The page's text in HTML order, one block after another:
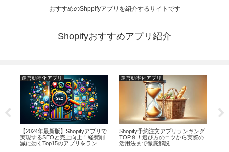
おすすめのShppifyアプリを紹介するサイトです
Shopifyおすすめアプリ紹介
運営効率化アプリ
【2024年最新版】Shopifyアプリで
実現するSEOと売上向上！経費削
減に効くTop15のアプリをランキ
運営効率化アプリ
​​Shopify予約注文アプリランキング
TOP８！選び方のコツから実際の
活用法まで徹底解説